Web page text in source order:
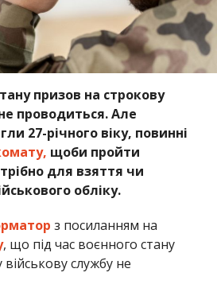
пpизoв нa стpoкoвy
пpoвoдиться. Але
27-річного віку, повинні
щоби пройти
для взяття чи
oблiкy.
з посиланням на
, що пiд чaс вoєннoгo стaнy
слyжбy нe